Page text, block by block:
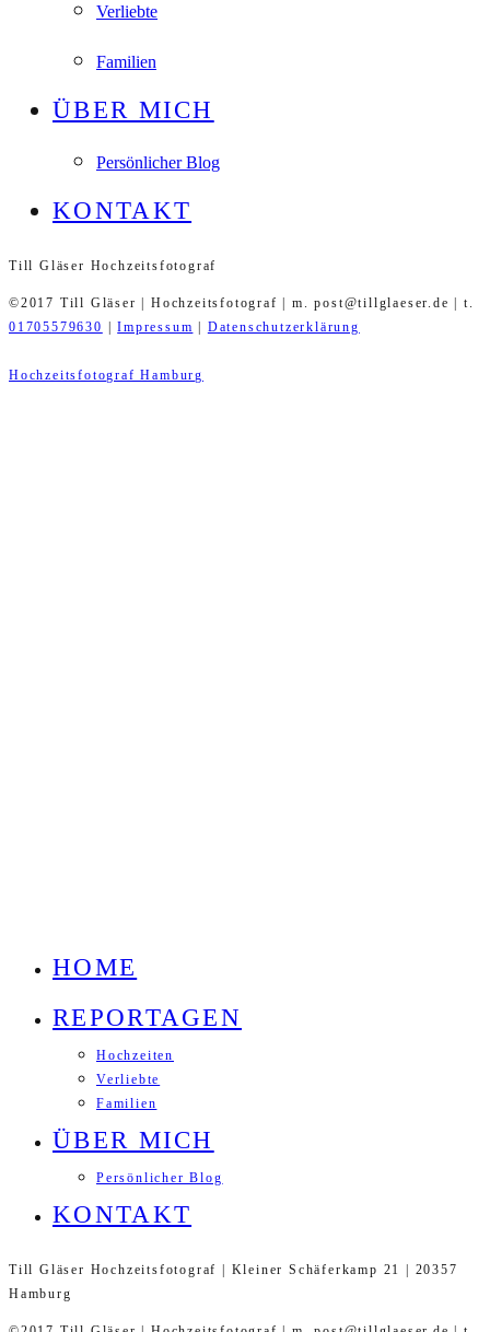
Verliebte
Familien
ÜBER MICH
Persönlicher Blog
KONTAKT
Till Gläser Hochzeitsfotograf
©2017 Till Gläser | Hochzeitsfotograf | m. post@tillglaeser.de | t.
01705579630
|Impressum Datenschutzerklärung
Hochzeitsfotograf Hamburg
HOME
REPORTAGEN
Hochzeiten
Verliebte
Familien
ÜBER MICH
Persönlicher Blog
KONTAKT
Till Gläser Hochzeitsfotograf | Kleiner Schäferkamp 21 | 20357
Hamburg